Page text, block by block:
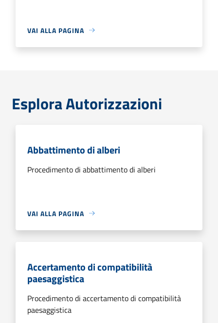
VAI ALLA PAGINA
Esplora Autorizzazioni
Abbattimento di alberi
Procedimento di abbattimento di alberi
VAI ALLA PAGINA
Accertamento di compatibilità
paesaggistica
Procedimento di accertamento di compatibilità
paesaggistica